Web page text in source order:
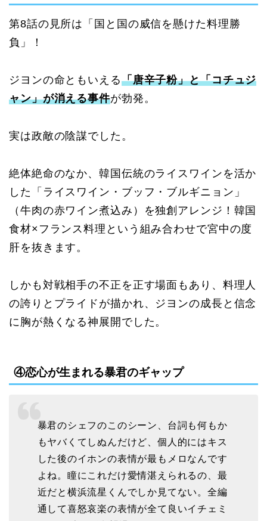
第8話の見所は「国と国の威信を懸けた料理勝
負」！
ジヨンの命ともいえる「唐辛子粉」と「コチュジ
ャン」が消える事件が勃発。
実は政敵の陰謀でした。
絶体絶命のなか、韓国伝統のライスワインを活か
した「ライスワイン・ブッフ・ブルギニョン」
（牛肉の赤ワイン煮込み）を独創アレンジ！韓国
食材×フランス料理という組み合わせで宮中の度
肝を抜きます。
しかも対戦相手の不正を正す場面もあり、料理人
の誇りとプライドが描かれ、ジヨンの成長と信念
に胸が熱くなる神展開でした。
④恋心が生まれる暴君のギャップ
暴君のシェフのこのシーン、台詞も何もか
もヤバくてしぬんだけど、個人的にはキス
した後のイホンの表情が最もメロなんです
よね。瞳にこれだけ愛情湛えられるの、最
近だと横浜流星くんでしか見てない。全編
通して喜怒哀楽の表情が全て良いイチェミ